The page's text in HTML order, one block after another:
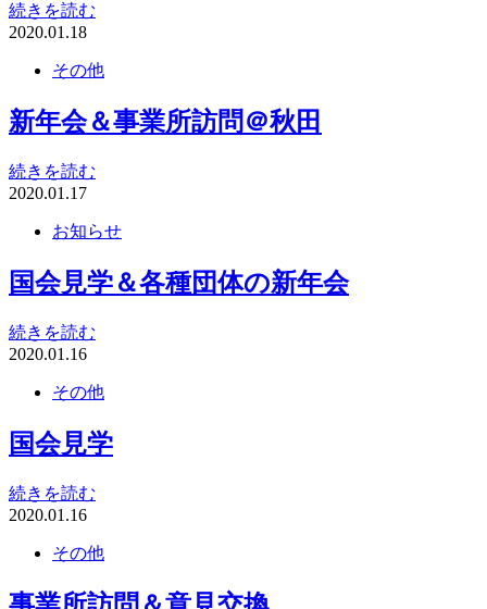
続きを読む
2020.01.18
その他
新年会＆事業所訪問＠秋田
続きを読む
2020.01.17
お知らせ
国会見学＆各種団体の新年会
続きを読む
2020.01.16
その他
国会見学
続きを読む
2020.01.16
その他